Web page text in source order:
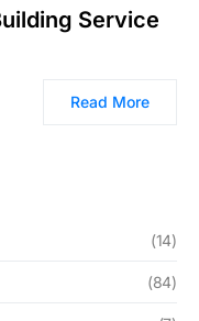
Service
Read More
(14)
(84)